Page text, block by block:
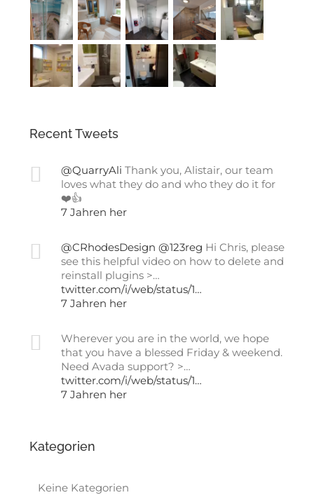
Recent Tweets
@QuarryAli Thank you, Alistair, our team
loves what they do and who they do it for
❤️👍
7 Jahren her
@CRhodesDesign @123reg Hi Chris, please
see this helpful video on how to delete and
reinstall plugins >…
twitter.com/i/web/status/1…
7 Jahren her
Wherever you are in the world, we hope
that you have a blessed Friday & weekend.
Need Avada support? >…
twitter.com/i/web/status/1…
7 Jahren her
Kategorien
Keine Kategorien